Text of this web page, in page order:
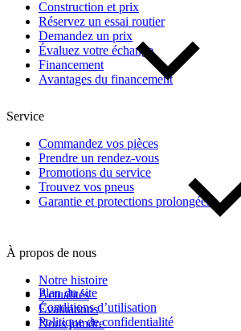
Construction et prix
Réservez un essai routier
Demandez un prix
Évaluez votre échange
Financement
Avantages du financement
Service
Commandez vos pièces
Prendre un rendez-vous
Promotions du service
Trouvez vos pneus
Garantie et protections prolongées
À propos de nous
Notre histoire
Actualités
Évaluations
Nous joindre
Plan du site
Conditions d’utilisation
Politique de confidentialité